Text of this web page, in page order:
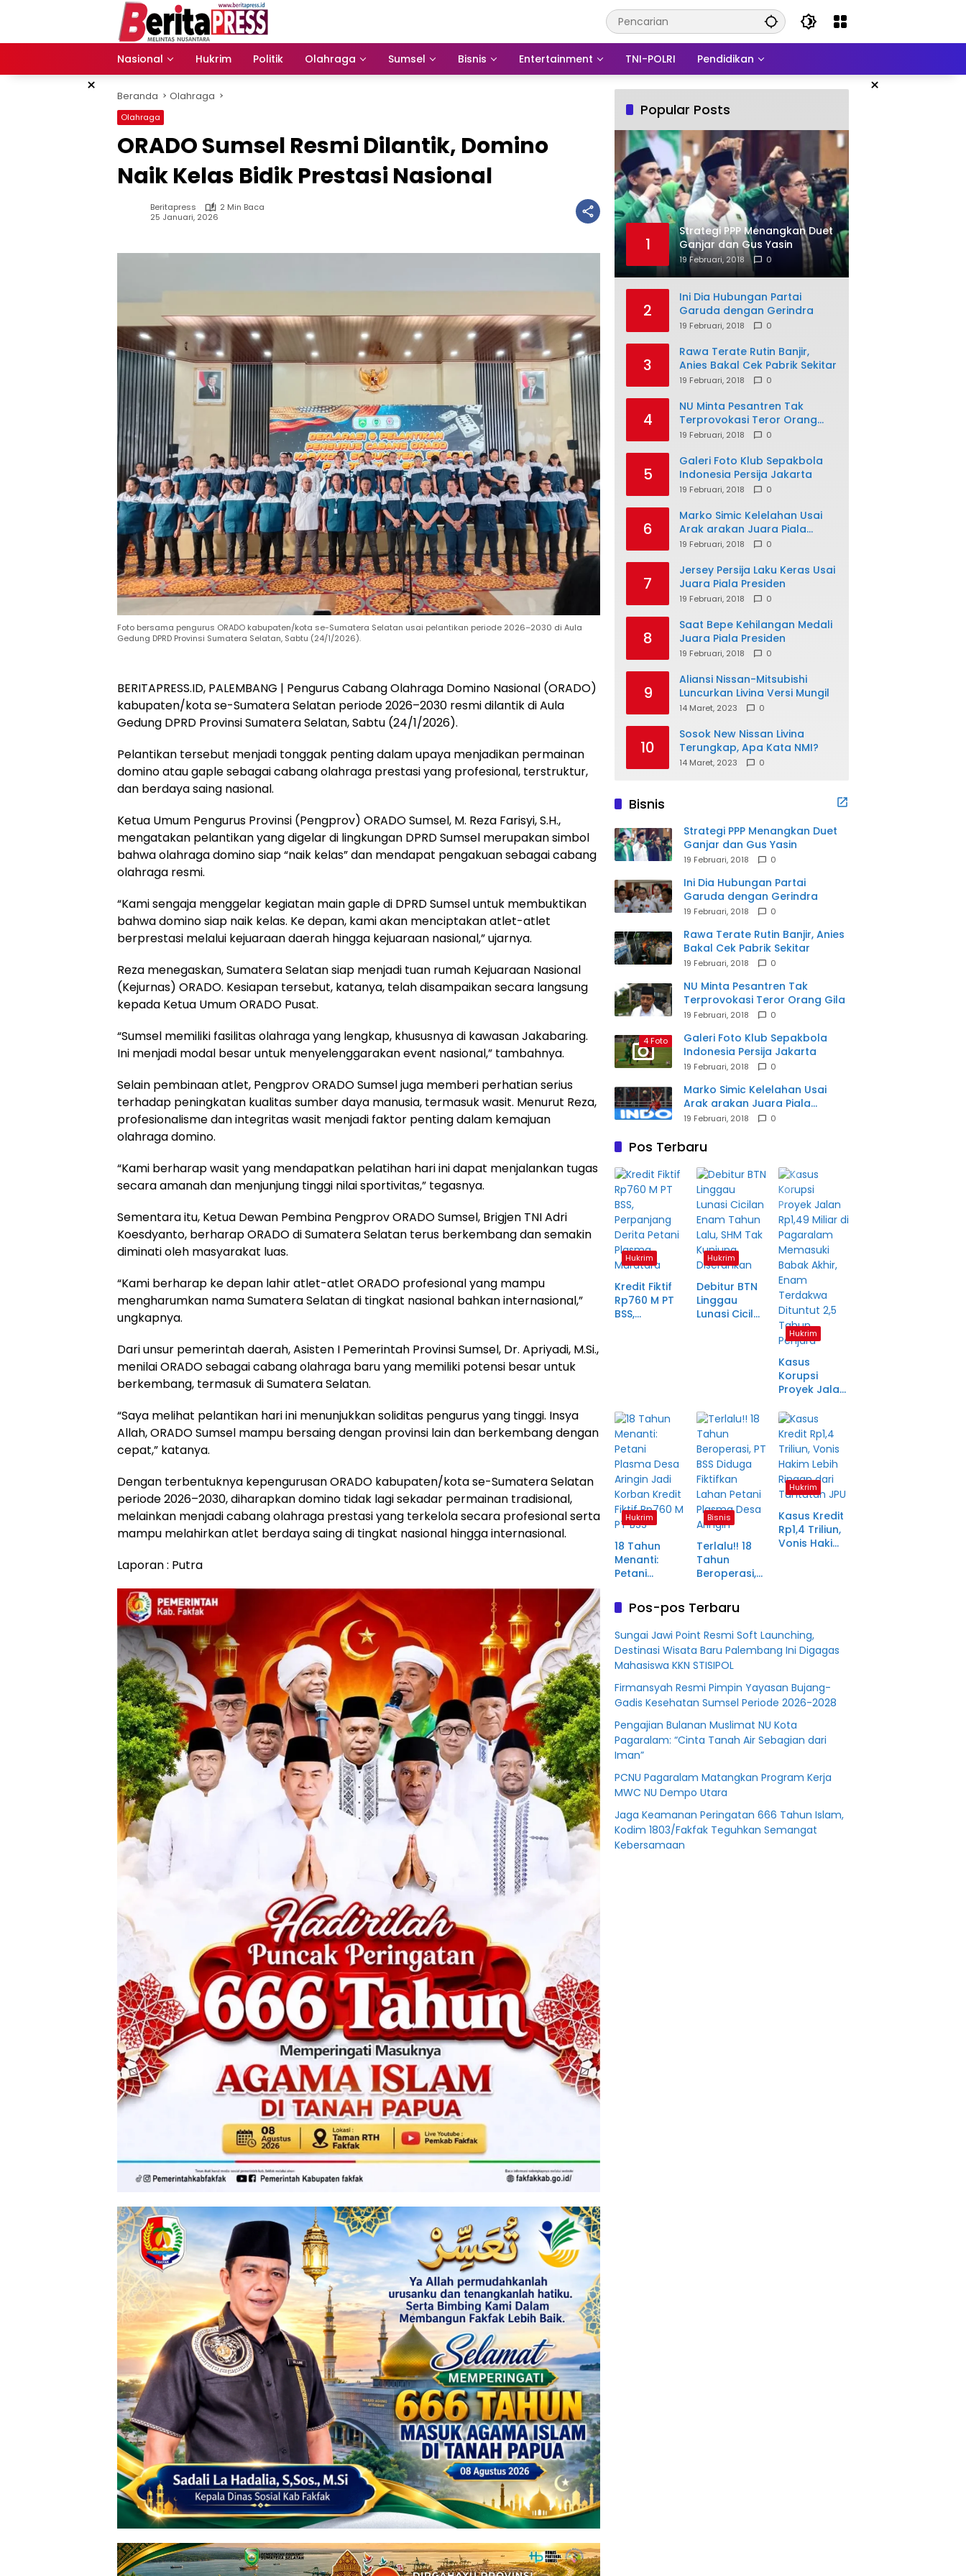
Nasional
Hukrim Politik Olahraga Sumsel Bisnis Entertainment TNI-POLRI Pendidikan
× ×
Beranda Olahraga
Olahraga
ORADO Sumsel Resmi Dilantik, Domino
Naik Kelas Bidik Prestasi Nasional
Beritapress
2 Min Baca
25 Januari, 2026
Foto bersama pengurus ORADO kabupaten/kota se-Sumatera Selatan usai pelantikan periode 2026–2030 di Aula
Gedung DPRD Provinsi Sumatera Selatan, Sabtu (24/1/2026).
BERITAPRESS.ID, PALEMBANG | Pengurus Cabang Olahraga Domino Nasional (ORADO)
kabupaten/kota se-Sumatera Selatan periode 2026–2030 resmi dilantik di Aula
Gedung DPRD Provinsi Sumatera Selatan, Sabtu (24/1/2026).
Pelantikan tersebut menjadi tonggak penting dalam upaya menjadikan permainan
domino atau gaple sebagai cabang olahraga prestasi yang profesional, terstruktur,
dan berdaya saing nasional.
Ketua Umum Pengurus Provinsi (Pengprov) ORADO Sumsel, M. Reza Farisyi, S.H.,
mengatakan pelantikan yang digelar di lingkungan DPRD Sumsel merupakan simbol
bahwa olahraga domino siap “naik kelas” dan mendapat pengakuan sebagai cabang
olahraga resmi.
“Kami sengaja menggelar kegiatan main gaple di DPRD Sumsel untuk membuktikan
bahwa domino siap naik kelas. Ke depan, kami akan menciptakan atlet-atlet
berprestasi melalui kejuaraan daerah hingga kejuaraan nasional,” ujarnya.
Reza menegaskan, Sumatera Selatan siap menjadi tuan rumah Kejuaraan Nasional
(Kejurnas) ORADO. Kesiapan tersebut, katanya, telah disampaikan secara langsung
kepada Ketua Umum ORADO Pusat.
“Sumsel memiliki fasilitas olahraga yang lengkap, khususnya di kawasan Jakabaring.
Ini menjadi modal besar untuk menyelenggarakan event nasional,” tambahnya.
Selain pembinaan atlet, Pengprov ORADO Sumsel juga memberi perhatian serius
terhadap peningkatan kualitas sumber daya manusia, termasuk wasit. Menurut Reza,
profesionalisme dan integritas wasit menjadi faktor penting dalam kemajuan
olahraga domino.
“Kami berharap wasit yang mendapatkan pelatihan hari ini dapat menjalankan tugas
secara amanah dan menjunjung tinggi nilai sportivitas,” tegasnya.
Sementara itu, Ketua Dewan Pembina Pengprov ORADO Sumsel, Brigjen TNI Adri
Koesdyanto, berharap ORADO di Sumatera Selatan terus berkembang dan semakin
diminati oleh masyarakat luas.
“Kami berharap ke depan lahir atlet-atlet ORADO profesional yang mampu
mengharumkan nama Sumatera Selatan di tingkat nasional bahkan internasional,”
ungkapnya.
Dari unsur pemerintah daerah, Asisten I Pemerintah Provinsi Sumsel, Dr. Apriyadi, M.Si.,
menilai ORADO sebagai cabang olahraga baru yang memiliki potensi besar untuk
berkembang, termasuk di Sumatera Selatan.
“Saya melihat pelantikan hari ini menunjukkan soliditas pengurus yang tinggi. Insya
Allah, ORADO Sumsel mampu bersaing dengan provinsi lain dan berkembang dengan
cepat,” katanya.
Dengan terbentuknya kepengurusan ORADO kabupaten/kota se-Sumatera Selatan
periode 2026–2030, diharapkan domino tidak lagi sekadar permainan tradisional,
melainkan menjadi cabang olahraga prestasi yang terkelola secara profesional serta
mampu melahirkan atlet berdaya saing di tingkat nasional hingga internasional.
Laporan : Putra
Popular Posts
1
Strategi PPP Menangkan Duet
Ganjar dan Gus Yasin
19 Februari, 2018 0
2
Ini Dia Hubungan Partai
Garuda dengan Gerindra
19 Februari, 2018 0
3
Rawa Terate Rutin Banjir,
Anies Bakal Cek Pabrik Sekitar
19 Februari, 2018 0
4
NU Minta Pesantren Tak
Terprovokasi Teror Orang
Gila
19 Februari, 2018 0
5
Galeri Foto Klub Sepakbola
Indonesia Persija Jakarta
19 Februari, 2018 0
6
Marko Simic Kelelahan Usai
Arak arakan Juara Piala
Presiden
19 Februari, 2018 0
7
Jersey Persija Laku Keras Usai
Juara Piala Presiden
19 Februari, 2018 0
8
Saat Bepe Kehilangan Medali
Juara Piala Presiden
19 Februari, 2018 0
9
Aliansi Nissan-Mitsubishi
Luncurkan Livina Versi Mungil
14 Maret, 2023 0
10
Sosok New Nissan Livina
Terungkap, Apa Kata NMI?
14 Maret, 2023 0
Bisnis
Strategi PPP Menangkan Duet
Ganjar dan Gus Yasin
19 Februari, 2018 0
Ini Dia Hubungan Partai
Garuda dengan Gerindra
19 Februari, 2018 0
Rawa Terate Rutin Banjir, Anies
Bakal Cek Pabrik Sekitar
19 Februari, 2018 0
NU Minta Pesantren Tak
Terprovokasi Teror Orang Gila
19 Februari, 2018 0
4 Foto
Galeri Foto Klub Sepakbola
Indonesia Persija Jakarta
19 Februari, 2018 0
Marko Simic Kelelahan Usai
Arak arakan Juara Piala
Presiden
19 Februari, 2018 0
Pos Terbaru
Hukrim
Kredit Fiktif
Rp760 M PT
BSS,
Hukrim
Debitur BTN
Linggau
Lunasi Cicilan
Hukrim
Kasus
Korupsi
Proyek Jalan
di
Pagaralam
Memasuki
Babak Akhir,
Enam
Terdakwa
Dituntut 2,5
Tahun
Penjara
Hukrim
18 Tahun
Menanti:
Petani
Aringin Jadi
Korban
Kredit Fiktif
Rp760 M PT
BSS
Bisnis
Terlalu!! 18
Tahun
Beroperasi,
Diduga
Fiktifkan
Lahan Petani
Plasma Desa
Aringin
Hukrim
Kasus Kredit
Rp1,4 Triliun,
Vonis Hakim
Pos-pos Terbaru
Sungai Jawi Point Resmi Soft Launching,
Destinasi Wisata Baru Palembang Ini Digagas
Mahasiswa KKN STISIPOL
Firmansyah Resmi Pimpin Yayasan Bujang-
Gadis Kesehatan Sumsel Periode 2026-2028
Pengajian Bulanan Muslimat NU Kota
Pagaralam: “Cinta Tanah Air Sebagian dari
Iman”
PCNU Pagaralam Matangkan Program Kerja
MWC NU Dempo Utara
Jaga Keamanan Peringatan 666 Tahun Islam,
Kodim 1803/Fakfak Teguhkan Semangat
Kebersamaan